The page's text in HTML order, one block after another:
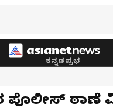
ಕನ್ನಡಪ್ರಭ
ಪೊಲೀಸ್‌ ಠಾಣೆ